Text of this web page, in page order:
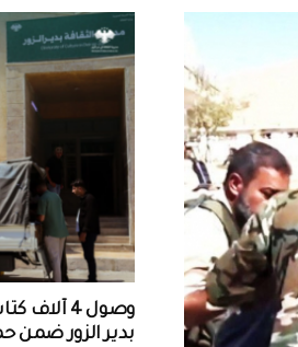
وصول 4
بدير الزور ضمن